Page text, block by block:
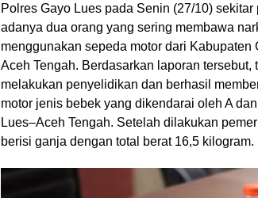
Polres Gayo Lues pada Senin (27/10)
adanya dua orang yang sering membawa
menggunakan sepeda motor dari Kabupaten
Aceh Tengah. Berdasarkan laporan tersebut,
melakukan penyelidikan dan berhasil
motor jenis bebek yang dikendarai oleh A
Lues–Aceh Tengah. Setelah dilakukan
berisi ganja dengan total berat 16,5 kilogram.